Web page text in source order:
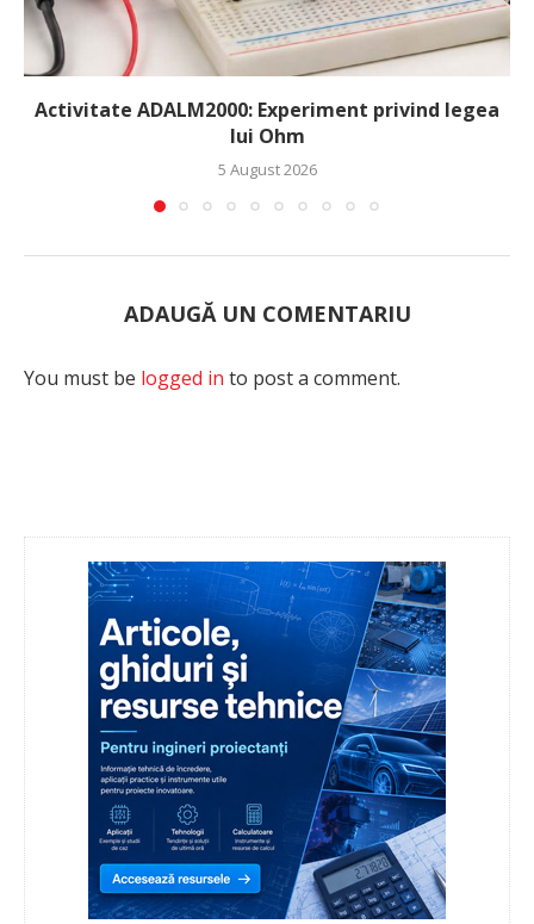
Activitate ADALM2000: Experiment privind legea
lui Ohm
5 August 2026
ADAUGĂ UN COMENTARIU
You must be logged in to post a comment.